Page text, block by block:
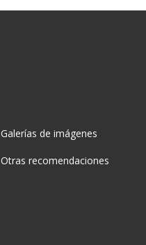
Galerías de imágenes
Otras recomendaciones